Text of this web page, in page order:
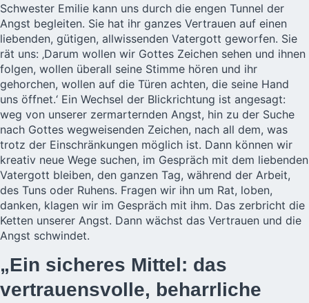
Schwester Emilie kann uns durch die engen Tunnel der
Angst begleiten. Sie hat ihr ganzes Vertrauen auf einen
liebenden, gütigen, allwissenden Vatergott geworfen. Sie
rät uns: ‚Darum wollen wir Gottes Zeichen sehen und ihnen
folgen, wollen überall seine Stimme hören und ihr
gehorchen, wollen auf die Türen achten, die seine Hand
uns öffnet.‘ Ein Wechsel der Blickrichtung ist angesagt:
weg von unserer zermarternden Angst, hin zu der Suche
nach Gottes wegweisenden Zeichen, nach all dem, was
trotz der Einschränkungen möglich ist. Dann können wir
kreativ neue Wege suchen, im Gespräch mit dem liebenden
Vatergott bleiben, den ganzen Tag, während der Arbeit,
des Tuns oder Ruhens. Fragen wir ihn um Rat, loben,
danken, klagen wir im Gespräch mit ihm. Das zerbricht die
Ketten unserer Angst. Dann wächst das Vertrauen und die
Angst schwindet.
„Ein sicheres Mittel: das
vertrauensvolle, beharrliche